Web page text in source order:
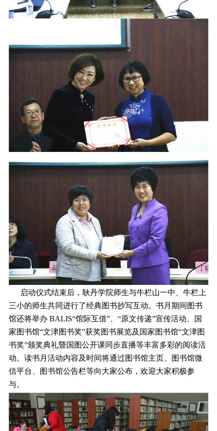
启动仪式结束后，耿丹学院师生与牛栏山一中、牛栏上
三小的师生共同进行了经典图书抄写互动。书月期间图书
馆还将举办 BALIS“馆际互借”、“原文传递”宣传活动、国
家图书馆“文津图书奖”获奖图书展览及国家图书馆“文津图
书奖”颁奖典礼暨国图公开课同步直播等丰富多彩的阅读活
动。读书月活动内容及时间将通过图书馆主页、图书馆微
信平台、图书馆公告栏等向大家公布，欢迎大家积极参
与。